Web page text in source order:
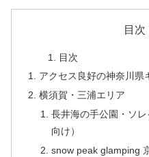
目次
目次
アクセス良好の神奈川県
横須賀・三浦エリア
長井海の手公園・ソ
向け）
snow peak glamping